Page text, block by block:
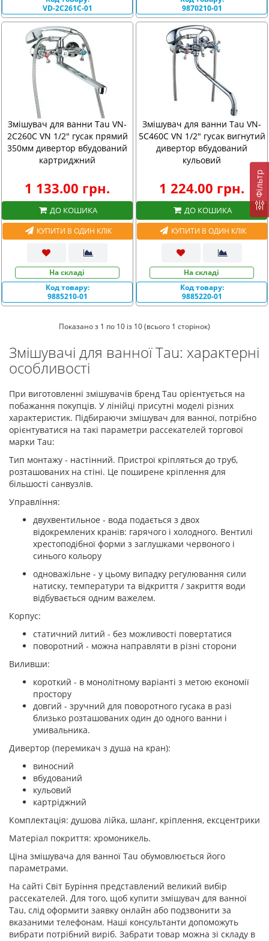
Фiльтр
VD-2C261C-01
9870210-01
Змішувач для ванни Tau VN-
2C260C VN 1/2" гусак прямий
350мм дивертор вбудований
картриджний
1 133.00 грн.
ДО КОШИКА
КУПИТИ В ОДИН КЛІК
На складі
Код товару:
9885210-01
Змішувач для ванни Tau VN-
5C460C VN 1/2" гусак вигнутий
дивертор вбудований
кульовий
1 224.00 грн.
ДО КОШИКА
КУПИТИ В ОДИН КЛІК
На складі
Код товару:
9885220-01
Показано з 1 по 10 із 10 (всього 1 сторінок)
Змішувачі для ванної Tau: характерні
особливості
При виготовленні змішувачів бренд Tau орієнтується на
побажання покупців. У лінійці присутні моделі різних
характеристик. Підбираючи змішувач для ванної, потрібно
орієнтуватися на такі параметри рассекателей торгової
марки Tau:
Тип монтажу - настінний. Пристрої кріпляться до труб,
розташованих на стіні. Це поширене кріплення для
більшості санвузлів.
Управління:
двухвентильное - вода подається з двох
відокремлених кранів: гарячого і холодного. Вентилі
хрестоподібної форми з заглушками червоного і
синього кольору
одноважільне - у цьому випадку регулювання сили
натиску, температури та відкриття / закриття води
відбувається одним важелем.
Корпус:
статичний литий - без можливості повертатися
поворотний - можна направляти в різні сторони
Виливши:
короткий - в монолітному варіанті з метою економії
простору
довгий - зручний для поворотного гусака в разі
близько розташованих один до одного ванни і
умивальника.
Дивертор (перемикач з душа на кран):
виносний
вбудований
кульовий
картріджний
Комплектація: душова лійка, шланг, кріплення, ексцентрики
Матеріал покриття: хромоникель.
Ціна змішувача для ванної Tau обумовлюється його
параметрами.
На сайті Світ Буріння представлений великий вибір
рассекателей. Для того, щоб купити змішувач для ванної
Tau, слід оформити заявку онлайн або подзвонити за
вказаними телефонам. Наші консультанти допоможуть
вибрати потрібний виріб. Забрати товар можна зі складу в